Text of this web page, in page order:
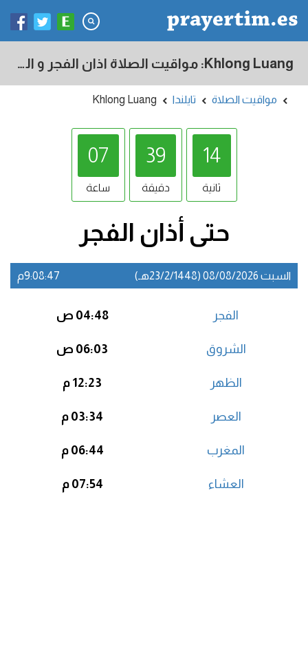
Khlong Luang: مواقيت الصلاة اذان الفجر و المغرب في اليوم - تايلندا
مواقيت الصلاة تايلندا Khlong Luang
07
ساعة
39
دقيقة
13
ثانية
حتى أذان الفجر
السبت 08/08/2026 (23/2/1448هـ) 9:08:47م
الفجر 04:48 ص
الشروق 06:03 ص
الظهر 12:23 م
العصر 03:34 م
المغرب 06:44 م
العشاء 07:54 م